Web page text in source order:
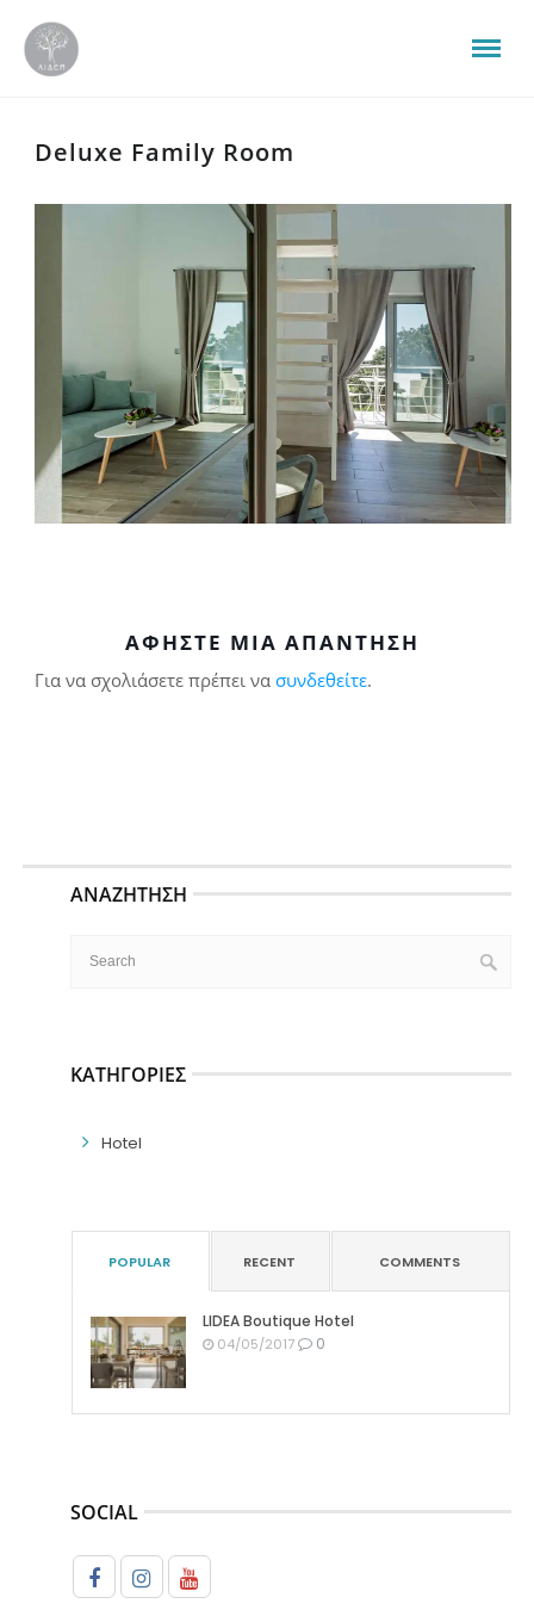
Deluxe Family Room
ΑΦΉΣΤΕ ΜΙΑ ΑΠΆΝΤΗΣΗ
Για να σχολιάσετε πρέπει να συνδεθείτε.
ΑΝΑΖΉΤΗΣΗ
ΚΑΤΗΓΟΡΊΕΣ
Hotel
POPULAR RECENT COMMENTS
LIDEA Boutique Hotel
04/05/2017 0
SOCIAL